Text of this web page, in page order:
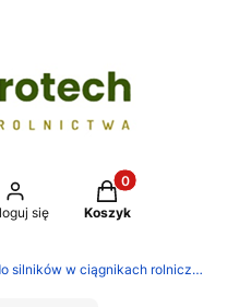
się
Produkty w
Koszyk
Części do silników w ciągnikach rolniczych